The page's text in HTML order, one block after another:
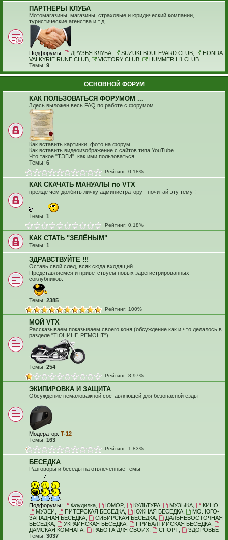
ПАРТНЕРЫ КЛУБА
Мотомагазины, магазины, страховые и юридический компании,
туристические агенства и т.д.
Подфорумы: ДРУЗЬЯ КЛУБА, SUZUKI BOULEVARD CLUB,
HONDA
VALKYRIE RUNE CLUB
VICTORY CLUB,
HUMMER H1 CLUB
Темы: 9
ОСНОВНОЙ ФОРУМ
КАК ПОЛЬЗОВАТЬСЯ ФОРУМОМ ...
Здесь выложен весь FAQ по работе с форумом.
Как вставить картинки, фото на форум
Как вставить видеоизображение с сайтов типа YouTube
Что такое "ТЭГИ", как ими пользоваться
Темы: 6
Рейтинг: 0.18%
КАК СКАЧАТЬ МАНУАЛЫ по VTX
прежде чем долбить личку администратору - почитай эту тему !
Темы: 1
Рейтинг: 0.18%
КАК СТАТЬ "ЗЕЛЁНЫМ"
Темы: 1
ЗДРАВСТВУЙТЕ !!!
Оставь свой след, всяк сюда входящий...
Представляемся и приветствуем новых зарегистрированных
соклубников.
Темы: 2385
Рейтинг: 100%
МОЙ VTX
Рассказываем показываем своего коня (обсуждение как и что делалось в
разделе "ТЮНИНГ, РЕМОНТ")
Темы: 254
Рейтинг: 8.97%
ЭКИПИРОВКА И ЗАЩИТА
Обсуждение немаловажной составляющей для безопасной езды
Модератор: T-12
Темы: 163
Рейтинг: 1.83%
БЕСЕДКА
Разговоры и беседы на отвлеченные темы
Подфорумы: Флудилка, ЮМОР, КУЛЬТУРА, МУЗЫКА КИНО
МУЗЕИ
ПИТЕРСКАЯ БЕСЕДКА, ЮЖНАЯ БЕСЕДКА,
МО. ЮГО-
ЗАПАДНАЯ БЕСЕДКА
СИБИРСКАЯ БЕСЕДКА,
ДАЛЬНЕВОСТОЧНАЯ
БЕСЕДКА
УКРАИНСКАЯ БЕСЕДКА, ПРИБАЛТИЙСКАЯ БЕСЕДКА,
ДАМСКАЯ КОМНАТА
РАБОТА ДЛЯ СВОИХ, СПОРТ,
ЗДОРОВЬЕ
Темы: 3037